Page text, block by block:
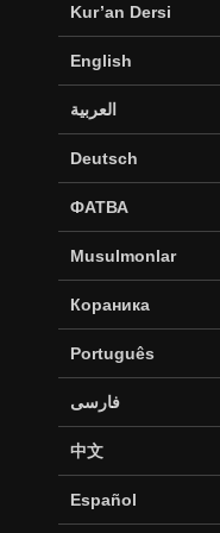
Kur’an Dersi
English
العربية
Deutsch
ФАТВА
Musulmonlar
Кораника
Português
فارسی
中文
Español